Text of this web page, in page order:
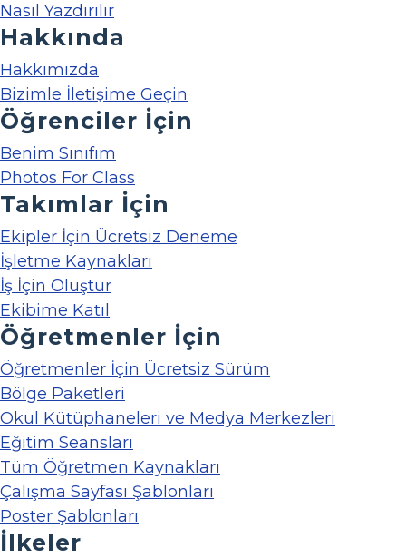
Nasıl Yazdırılır
Hakkında
Hakkımızda
Bizimle İletişime Geçin
Öğrenciler İçin
Benim Sınıfım
Photos For Class
Takımlar İçin
Ekipler İçin Ücretsiz Deneme
İşletme Kaynakları
İş İçin Oluştur
Ekibime Katıl
Öğretmenler İçin
Öğretmenler İçin Ücretsiz Sürüm
Bölge Paketleri
Okul Kütüphaneleri ve Medya Merkezleri
Eğitim Seansları
Tüm Öğretmen Kaynakları
Çalışma Sayfası Şablonları
Poster Şablonları
İlkeler